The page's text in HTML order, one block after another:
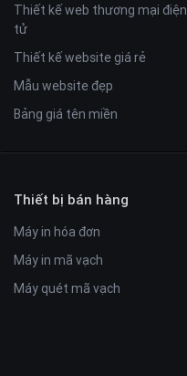
Thiết kế web thương mại điện
tử
Thiết kế website giá rẻ
Mẫu website đẹp
Bảng giá tên miền
Thiết bị bán hàng
Máy in hóa đơn
Máy in mã vạch
Máy quét mã vạch